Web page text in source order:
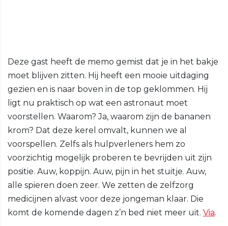
Deze gast heeft de memo gemist dat je in het bakje
moet blijven zitten. Hij heeft een mooie uitdaging
gezien en is naar boven in de top geklommen. Hij
ligt nu praktisch op wat een astronaut moet
voorstellen. Waarom? Ja, waarom zijn de bananen
krom? Dat deze kerel omvalt, kunnen we al
voorspellen. Zelfs als hulpverleners hem zo
voorzichtig mogelijk proberen te bevrijden uit zijn
positie. Auw, koppijn. Auw, pijn in het stuitje. Auw,
alle spieren doen zeer. We zetten de zelfzorg
medicijnen alvast voor deze jongeman klaar. Die
komt de komende dagen z’n bed niet meer uit. Via.